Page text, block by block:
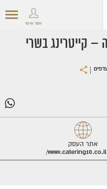
אזור אישי
– קייטרינג בשרי
|
אתר העסק
www.catering10.co.il/